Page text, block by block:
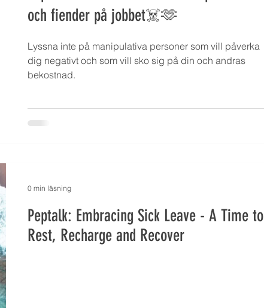
och fiender på jobbet☠️🫶
Lyssna inte på manipulativa personer som vill påverka
dig negativt och som vill sko sig på din och andras
bekostnad.
Peptalk: Embracing Sick Leave - A Time to
Rest, Recharge and Recover
0 min läsning